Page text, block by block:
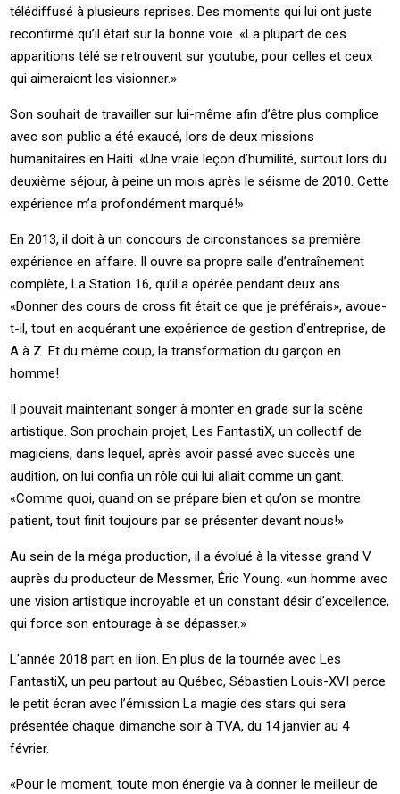
télédiffusé à plusieurs reprises. Des moments qui lui ont juste
reconfirmé qu’il était sur la bonne voie. «La plupart de ces
apparitions télé se retrouvent sur youtube, pour celles et ceux
qui aimeraient les visionner.»
Son souhait de travailler sur lui-même afin d’être plus complice
avec son public a été exaucé, lors de deux missions
humanitaires en Haiti. «Une vraie leçon d’humilité, surtout lors du
deuxième séjour, à peine un mois après le séisme de 2010. Cette
expérience m’a profondément marqué!»
En 2013, il doit à un concours de circonstances sa première
expérience en affaire. Il ouvre sa propre salle d’entraînement
complète, La Station 16, qu’il a opérée pendant deux ans.
«Donner des cours de cross fit était ce que je préférais», avoue-
t-il, tout en acquérant une expérience de gestion d’entreprise, de
A à Z. Et du même coup, la transformation du garçon en
homme!
Il pouvait maintenant songer à monter en grade sur la scène
artistique. Son prochain projet, Les FantastiX, un collectif de
magiciens, dans lequel, après avoir passé avec succès une
audition, on lui confia un rôle qui lui allait comme un gant.
«Comme quoi, quand on se prépare bien et qu’on se montre
patient, tout finit toujours par se présenter devant nous!»
Au sein de la méga production, il a évolué à la vitesse grand V
auprès du producteur de Messmer, Éric Young. «un homme avec
une vision artistique incroyable et un constant désir d’excellence,
qui force son entourage à se dépasser.»
L’année 2018 part en lion. En plus de la tournée avec Les
FantastiX, un peu partout au Québec, Sébastien Louis-XVI perce
le petit écran avec l’émission La magie des stars qui sera
présentée chaque dimanche soir à TVA, du 14 janvier au 4
février.
«Pour le moment, toute mon énergie va à donner le meilleur de